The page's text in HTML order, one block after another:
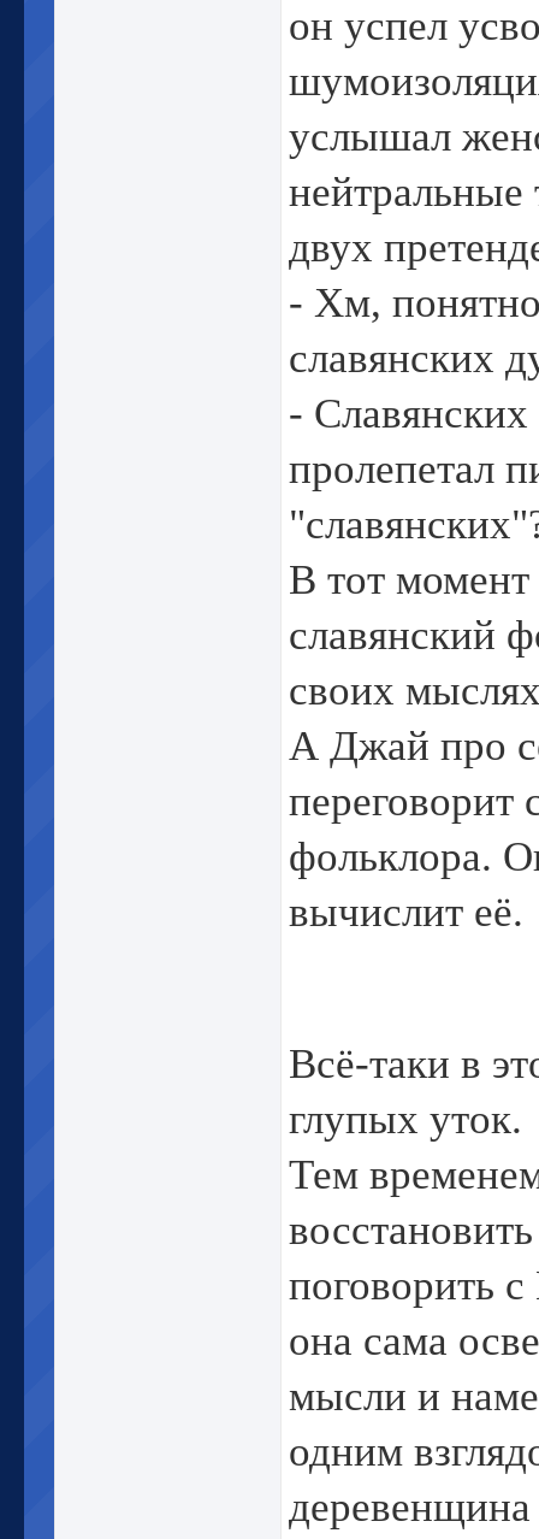
он успел
услышал
нейтральные
двух
- Хм,
славянских
-
пролепетал
В тот
славянский
своих
А Джай про
переговорит
фольклора.
вычислит её.
Всё-таки в
глупых уток.
Тем
поговорить
она сама
мысли и
одним